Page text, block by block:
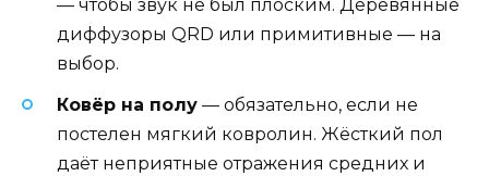
— чтобы звук не был плоским. Деревянные
диффузоры QRD или примитивные — на
выбор.
Ковёр на полу — обязательно, если не
постелен мягкий ковролин. Жёсткий пол
даёт неприятные отражения средних и